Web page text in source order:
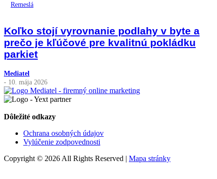
Remeslá
Koľko stojí vyrovnanie podlahy v byte a
prečo je kľúčové pre kvalitnú pokládku
parkiet
Mediatel
- 10. mája 2026
Dôležité odkazy
Ochrana osobných údajov
Vylúčenie zodpovednosti
Copyright © 2026 All Rights Reserved | Mapa stránky